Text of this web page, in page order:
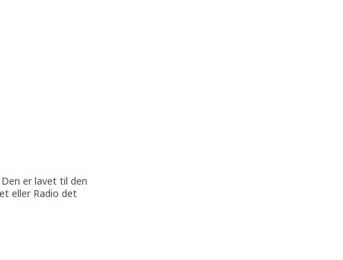
er lavet til den
eller Radio det